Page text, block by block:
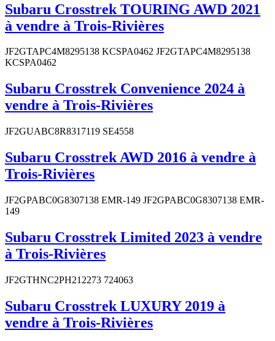
Subaru Crosstrek TOURING AWD 2021
à vendre à Trois-Rivières
JF2GTAPC4M8295138 KCSPA0462 JF2GTAPC4M8295138
KCSPA0462
Subaru Crosstrek Convenience 2024 à
vendre à Trois-Rivières
JF2GUABC8R8317119 SE4558
Subaru Crosstrek AWD 2016 à vendre à
Trois-Rivières
JF2GPABC0G8307138 EMR-149 JF2GPABC0G8307138 EMR-
149
Subaru Crosstrek Limited 2023 à vendre
à Trois-Rivières
JF2GTHNC2PH212273 724063
Subaru Crosstrek LUXURY 2019 à
vendre à Trois-Rivières